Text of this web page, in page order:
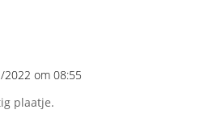
om 08:55
plaatje.